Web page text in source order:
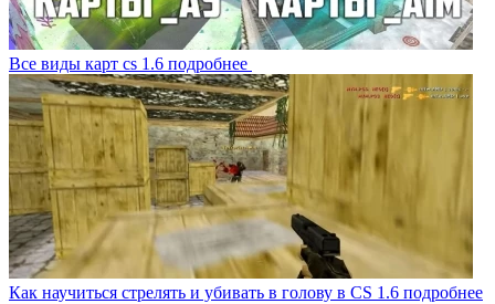
Все виды карт cs 1.6 подробнее
Как научиться стрелять и убивать в голову в CS 1.6 подробнее